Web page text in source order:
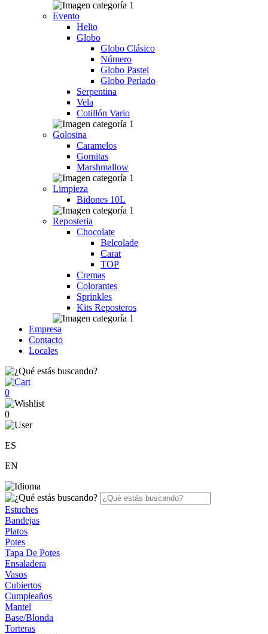
Evento
Helio
Globo
Globo Clásico
Número
Globo Pastel
Globo Perlado
Serpentina
Vela
Cotillón Vario
Golosina
Caramelos
Gomitas
Marshmallow
Limpieza
Bidones 10L
Reposteria
Chocolate
Belcolade
Carat
TOP
Cremas
Colorantes
Sprinkles
Kits Reposteros
Empresa
Contacto
Locales
0
0
ES
EN
Estuches
Bandejas
Platos
Potes
Tapa De Potes
Ensaladera
Vasos
Cubiertos
Cumpleaños
Mantel
Base/Blonda
Torteras